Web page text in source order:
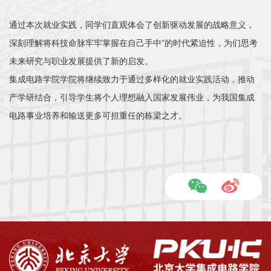
通过本次就业实践，同学们直观体会了创新驱动发展的战略意义，
深刻理解将科技命脉牢牢掌握在自己手中”的时代紧迫性，为们思考
未来研究与职业发展提供了新的启发。
集成电路学院学院将继续致力于通过多样化的就业实践活动，推动
产学研结合，引导学生将个人理想融入国家发展伟业，为我国集成
电路事业培养和输送更多可担重任的栋梁之才。